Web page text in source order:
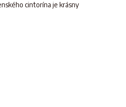
cintorína je krásny